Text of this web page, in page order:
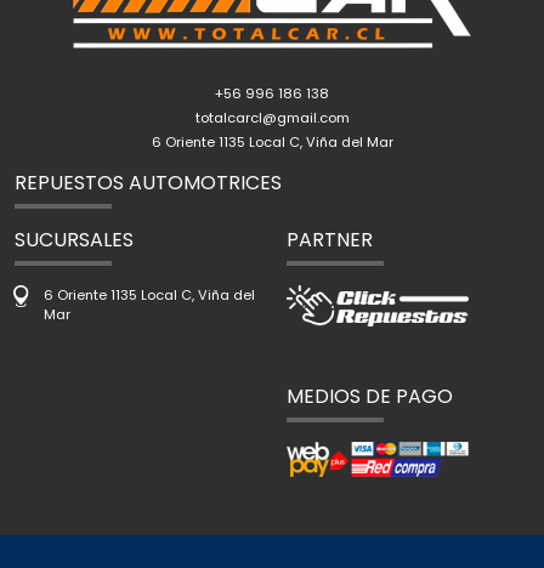
+56 996 186 138
totalcarcl@gmail.com
6 Oriente 1135 Local C, Viña del Mar
REPUESTOS AUTOMOTRICES
SUCURSALES
6 Oriente 1135 Local C, Viña del
Mar
PARTNER
MEDIOS DE PAGO